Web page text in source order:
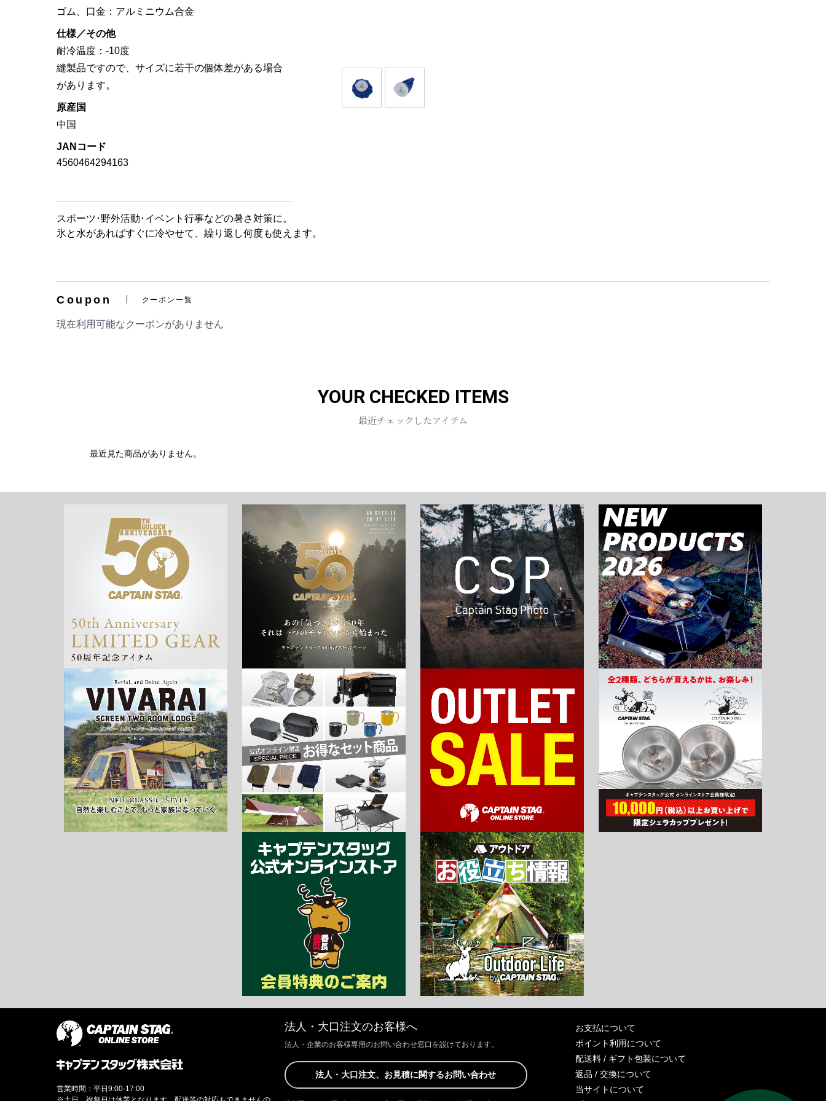
ゴム、口金：アルミニウム合金
仕様／その他
耐冷温度：-10度
縫製品ですので、サイズに若干の個体差がある場合
があります。
原産国
中国
JANコード
4560464294163
スポーツ･野外活動･イベント行事などの暑さ対策に。
氷と水があればすぐに冷やせて、繰り返し何度も使えます。
Coupon クーポン一覧
現在利用可能なクーポンがありません
YOUR CHECKED ITEMS
最近チェックしたアイテム
最近見た商品がありません。
法人・大口注文のお客様へ
法人・企業のお客様専用のお問い合わせ窓口を設けております。
法人・大口注文、お見積に関するお問い合わせ
お支払について
ポイント利用について
配送料 / ギフト包装について
返品 / 交換について
当サイトについて
営業時間：平日9:00-17:00